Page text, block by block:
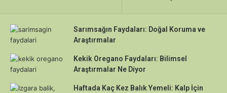
Sarımsağın Faydaları: Doğal Koruma ve
Araştırmalar
Kekik Oregano Faydaları: Bilimsel
Araştırmalar Ne Diyor
Haftada Kaç Kez Balık Yemeli: Kalp İçin